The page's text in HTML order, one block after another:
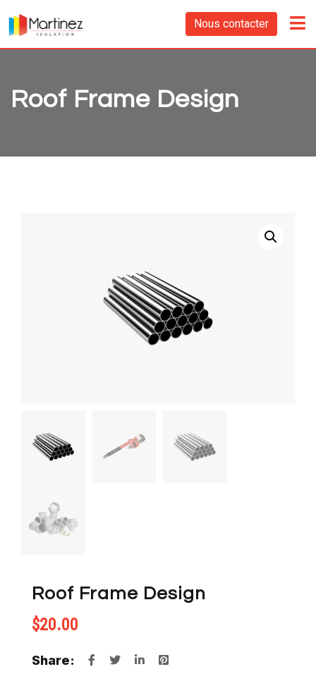
Nous contacter
Roof Frame Design
Roof Frame Design
$20.00
Share: